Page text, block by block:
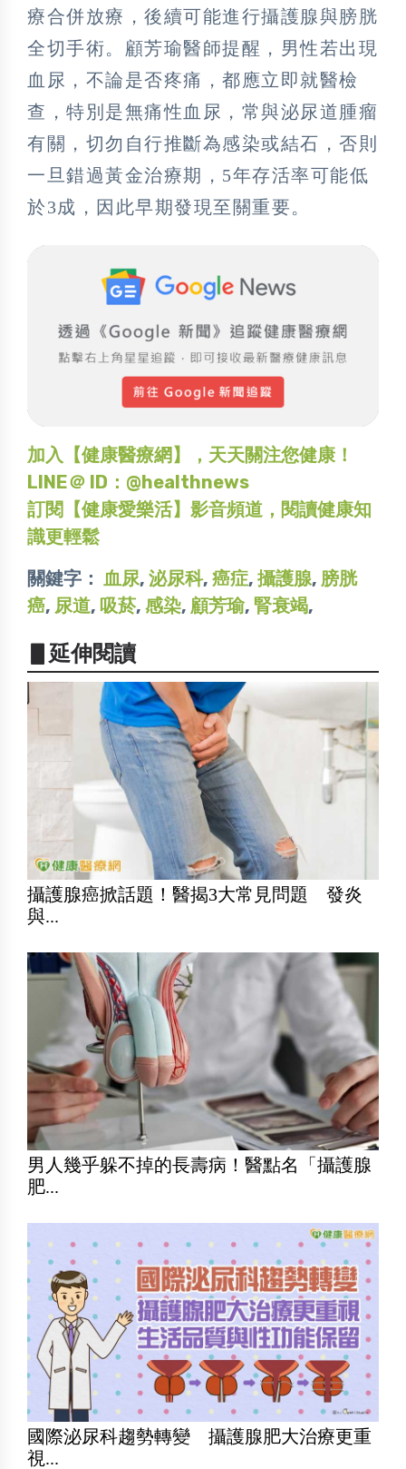
療合併放療，後續可能進行攝護腺與膀胱
全切手術。顧芳瑜醫師提醒，男性若出現
血尿，不論是否疼痛，都應立即就醫檢
查，特別是無痛性血尿，常與泌尿道腫瘤
有關，切勿自行推斷為感染或結石，否則
一旦錯過黃金治療期，5年存活率可能低
於3成，因此早期發現至關重要。
加入【健康醫療網】，天天關注您健康！
LINE＠ ID：@healthnews
訂閱【健康愛樂活】影音頻道，閱讀健康知
識更輕鬆
關鍵字：
血尿, 泌尿科, 癌症, 攝護腺, 膀胱
癌, 尿道, 吸菸, 感染, 顧芳瑜, 腎衰竭,
▋延伸閱讀
攝護腺癌掀話題！醫揭3大常見問題 發炎
與...
男人幾乎躲不掉的長壽病！醫點名「攝護腺
肥...
國際泌尿科趨勢轉變 攝護腺肥大治療更重
視...